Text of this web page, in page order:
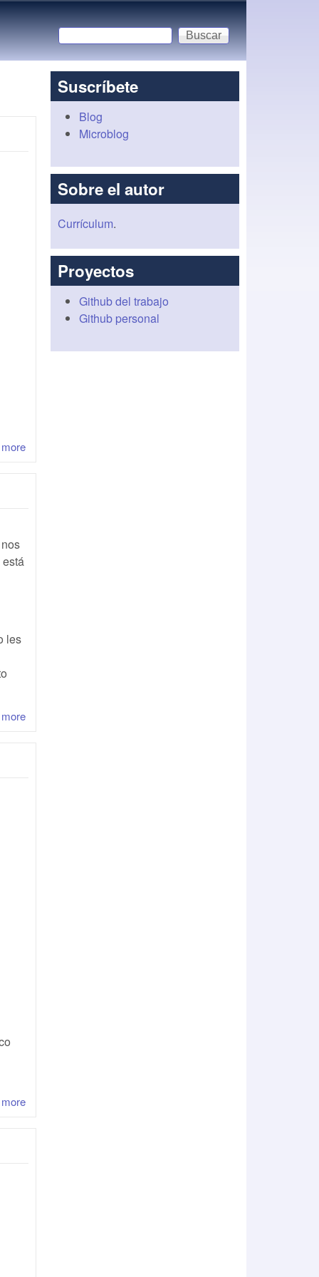
Formulario de búsqueda
Buscar
les
Suscríbete
Blog
Microblog
Sobre el autor
Currículum.
Proyectos
Github del trabajo
Github personal